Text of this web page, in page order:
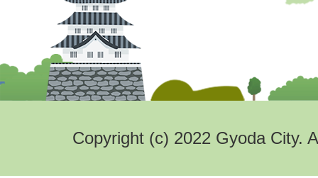
Copyright (c) 2022 Gyoda City.